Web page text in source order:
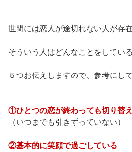
世間には恋人が途切れない人が存
そういう人はどんなことをしてい
５つお伝えしますので、参考にし
①ひとつの恋が終わっても切り替
（いつまでも引きずっていない）
②基本的に笑顔で過ごしている